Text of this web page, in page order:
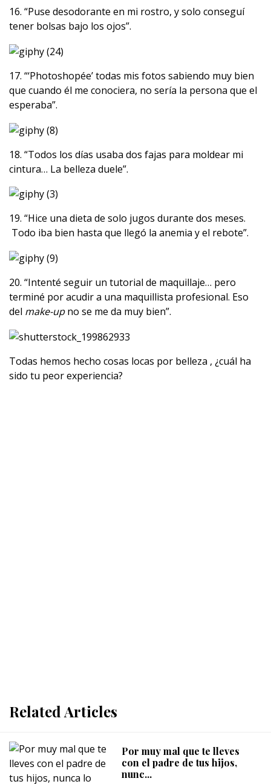
16. “Puse desodorante en mi rostro, y solo conseguí
tener bolsas bajo los ojos”.
17. “‘Photoshopée’ todas mis fotos sabiendo muy bien
que cuando él me conociera, no sería la persona que el
esperaba”.
18. “Todos los días usaba dos fajas para moldear mi
cintura… La belleza duele”.
19. “Hice una dieta de solo jugos durante dos meses.
Todo iba bien hasta que llegó la anemia y el rebote”.
20. “Intenté seguir un tutorial de maquillaje… pero
terminé por acudir a una maquillista profesional. Eso
del make-upno se me da muy bien”.
Todas hemos hecho cosas locas por belleza , ¿cuál ha
sido tu peor experiencia?
Related Articles
Por muy mal que te lleves
con el padre de tus hijos,
nunc...